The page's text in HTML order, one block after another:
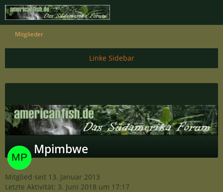
Mitglieder
Mpimbwe
Mitglied seit 13. Januar 2013
Letzte Aktivität: 3. Juni 2018 um 17:17